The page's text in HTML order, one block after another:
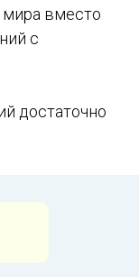
мира вместо
с
достаточно